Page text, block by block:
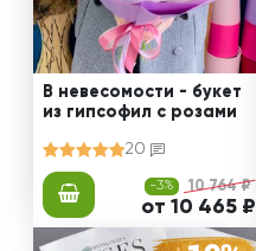
В невесомости - букет
из гипсофил с розами
20
-3% 10 764 ₽
от 10 465 ₽